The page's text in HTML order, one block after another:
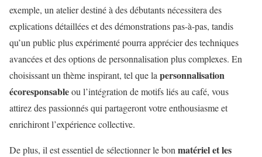
exemple, un atelier destiné à des débutants nécessitera des
explications détaillées et des démonstrations pas-à-pas, tandis
qu’un public plus expérimenté pourra apprécier des techniques
avancées et des options de personnalisation plus complexes. En
choisissant un thème inspirant, tel que la personnalisation
écoresponsableou l’intégration de motifs liés au café, vous
attirez des passionnés qui partageront votre enthousiasme et
enrichiront l’expérience collective.
De plus, il est essentiel de sélectionner le bon matériel et les